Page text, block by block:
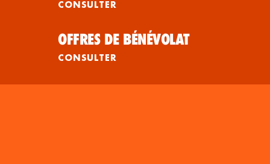
CONSULTER
OFFRES DE BÉNÉVOLAT
CONSULTER